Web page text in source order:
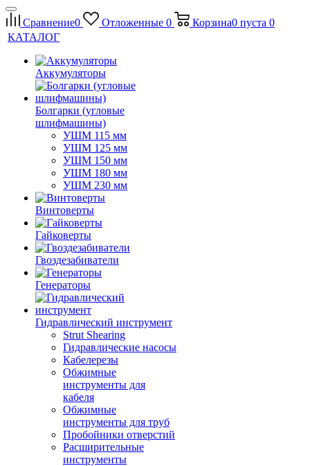
Сравнение0 Отложенные 0 Корзина0 пуста 0
КАТАЛОГ
Аккумуляторы
Болгарки (угловые
шлифмашины)
УШМ 115 мм
УШМ 125 мм
УШМ 150 мм
УШМ 180 мм
УШМ 230 мм
Винтоверты
Гайковерты
Гвоздезабиватели
Генераторы
Гидравлический инструмент
Strut Shearing
Гидравлические насосы
Кабелерезы
Обжимные
инструменты для
кабеля
Обжимные
инструменты для труб
Пробойники отверстий
Расширительные
инструменты